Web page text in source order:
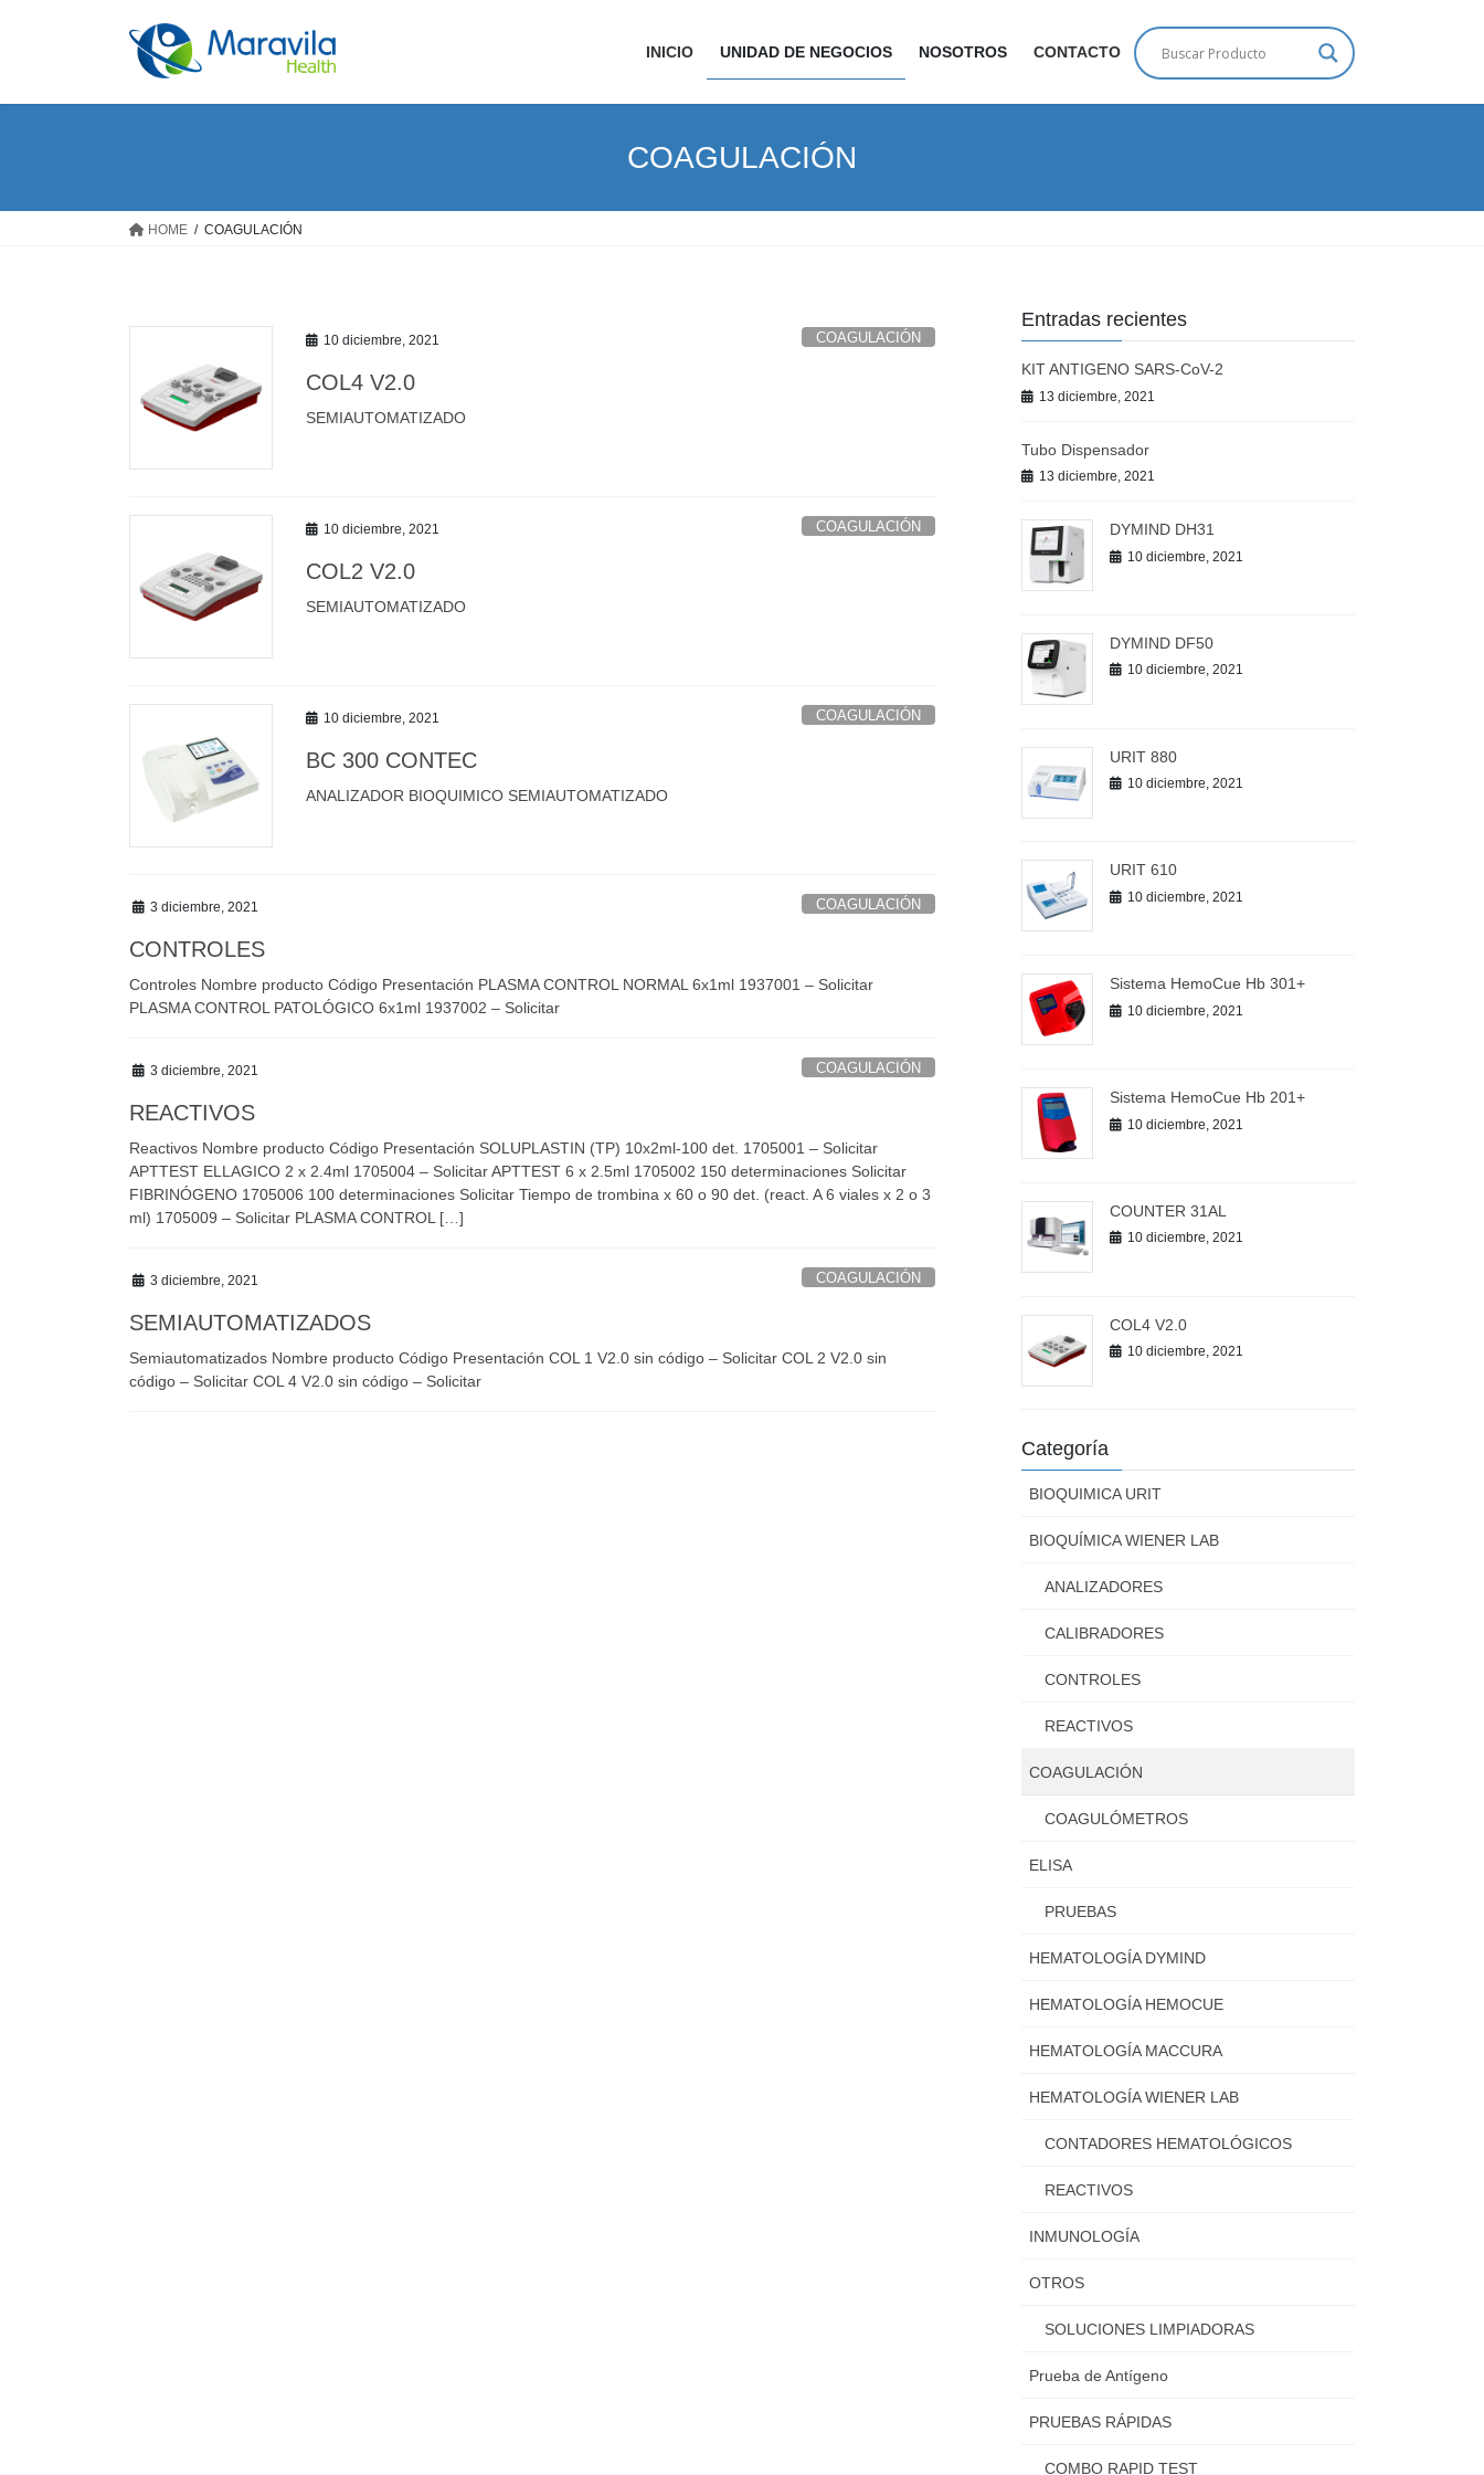
INICIO UNIDAD DE NEGOCIOS NOSOTROS CONTACTO
COAGULACIÓN
HOME COAGULACIÓN
10 diciembre, 2021 COAGULACIÓN
COL4 V2.0
SEMIAUTOMATIZADO
10 diciembre, 2021 COAGULACIÓN
COL2 V2.0
SEMIAUTOMATIZADO
10 diciembre, 2021 COAGULACIÓN
BC 300 CONTEC
ANALIZADOR BIOQUIMICO SEMIAUTOMATIZADO
3 diciembre, 2021 COAGULACIÓN
CONTROLES
Controles Nombre producto Código Presentación PLASMA CONTROL NORMAL 6x1ml 1937001 – Solicitar
PLASMA CONTROL PATOLÓGICO 6x1ml 1937002 – Solicitar
3 diciembre, 2021 COAGULACIÓN
REACTIVOS
Reactivos Nombre producto Código Presentación SOLUPLASTIN (TP) 10x2ml-100 det. 1705001 – Solicitar
APTTEST ELLAGICO 2 x 2.4ml 1705004 – Solicitar APTTEST 6 x 2.5ml 1705002 150 determinaciones Solicitar
FIBRINÓGENO 1705006 100 determinaciones Solicitar Tiempo de trombina x 60 o 90 det. (react. A 6 viales x 2 o 3
ml) 1705009 – Solicitar PLASMA CONTROL […]
3 diciembre, 2021 COAGULACIÓN
SEMIAUTOMATIZADOS
Semiautomatizados Nombre producto Código Presentación COL 1 V2.0 sin código – Solicitar COL 2 V2.0 sin
código – Solicitar COL 4 V2.0 sin código – Solicitar
Entradas recientes
KIT ANTIGENO SARS-CoV-2
13 diciembre, 2021
Tubo Dispensador
13 diciembre, 2021
DYMIND DH31
10 diciembre, 2021
DYMIND DF50
10 diciembre, 2021
URIT 880
10 diciembre, 2021
URIT 610
10 diciembre, 2021
Sistema HemoCue Hb 301+
10 diciembre, 2021
Sistema HemoCue Hb 201+
10 diciembre, 2021
COUNTER 31AL
10 diciembre, 2021
COL4 V2.0
10 diciembre, 2021
Categoría
BIOQUIMICA URIT
BIOQUÍMICA WIENER LAB
ANALIZADORES
CALIBRADORES
CONTROLES
REACTIVOS
COAGULACIÓN
COAGULÓMETROS
ELISA
PRUEBAS
HEMATOLOGÍA DYMIND
HEMATOLOGÍA HEMOCUE
HEMATOLOGÍA MACCURA
HEMATOLOGÍA WIENER LAB
CONTADORES HEMATOLÓGICOS
REACTIVOS
INMUNOLOGÍA
OTROS
SOLUCIONES LIMPIADORAS
Prueba de Antígeno
PRUEBAS RÁPIDAS
COMBO RAPID TEST